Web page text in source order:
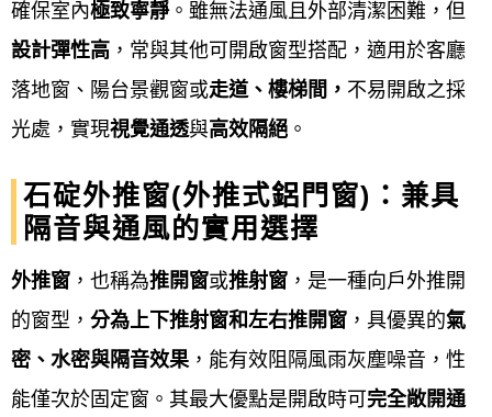
翻修、玻璃乾濕分離隔間(門)淋浴拉門、帷幕牆、，門
窗及鋼鋁相關工程皆有服務。
服務項目Our service
鋁門窗工程宅急便提供石碇鋁門窗服務項目包含居家
門窗（如氣密窗、隔音窗、防盜窗、落地窗、通風
門、推射窗、格子窗、玄關門）、玻璃相關建材（如
採光罩、玻璃屋、玻璃隔間）、衛浴設備（如淋浴拉
門、乾溼分離）、以及商業空間應用（如店面門、自
動門、藝術門、不鏽鋼門、鐵捲門）、紗窗紗門的修
確保室內極致寧靜。雖無法通風且外部清潔困難，但
設計彈性高 ，常與其他可開啟窗型搭配，適用於客廳
落地窗、陽台景觀窗或走道、樓梯間， 不易開啟之採
光處，實現視覺通透與高效隔絕 。
石碇外推窗(外推式鋁門窗)：兼具
隔音與通風的實用選擇
外推窗 ，也稱為推開窗或推射窗 ，是一種向戶外推開
的窗型， 分為上下推射窗和左右推開窗 ，具優異的氣
密、水密與隔音效果 ，能有效阻隔風雨灰塵噪音，性
能僅次於固定窗。其最大優點是開啟時可完全敞開通